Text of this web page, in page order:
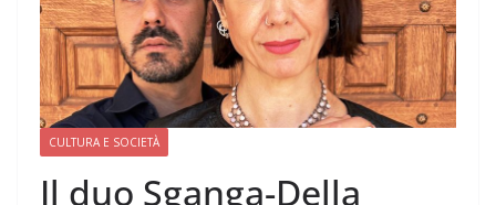
CULTURA E SOCIETÀ
Il duo Sganga-Della